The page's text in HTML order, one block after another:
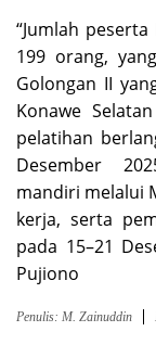
“Jumlah
199 orang,
Golongan II
Konawe
pelatihan
Desember
mandiri melalui
kerja, serta
pada 15–21
Pujiono
Penulis: M. Zainuddin